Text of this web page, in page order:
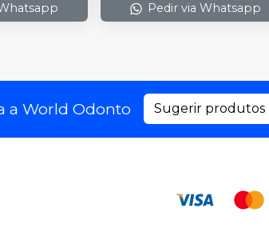
Pedir via Whatsapp
a World Odonto Sugerir produtos